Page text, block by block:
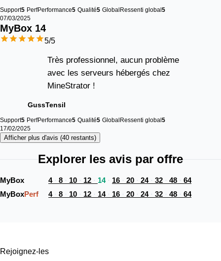
Support5 PerfPerformance5 Qualité5 Global Ressenti global 5
07/03/2025
MyBox 14
5/5
Très professionnel, aucun problème
avec les serveurs hébergés chez
MineStrator !
GussTensil
Support5 PerfPerformance5 Qualité5 GlobalRessenti global5
17/02/2025
Afficher plus d'avis (40 restants)
Explorer les avis par offre
MyBox 4 8 10 12 14 16 20 24 32 48
64
MyBoxPerf 4 8 10 12 14 16 20 24 32 48 64
Rejoignez-les